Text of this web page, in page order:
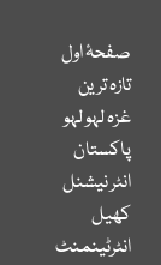
صفحۂ اول
تازہ ترین
غزہ لہو لہو
پاکستان
انٹر نیشنل
کھیل
انٹرٹینمنٹ